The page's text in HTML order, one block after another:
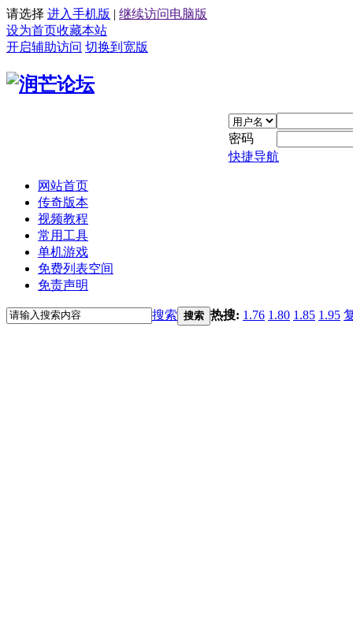
请选择 进入手机版 | 继续访问电脑版
设为首页收藏本站
开启辅助访问 切换到宽版
密码
快捷导航
网站首页
传奇版本
视频教程
常用工具
单机游戏
免费列表空间
免责声明
搜索 搜索 热搜: 1.76 1.80 1.85 1.95